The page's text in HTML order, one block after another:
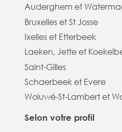
Auderghem et
Bruxelles et St Josse
Ixelles et Etterbeek
Laeken, Jette et
Saint-Gilles
Schaerbeek et Evere
Woluwé-St-Lambert et
Selon votre profil